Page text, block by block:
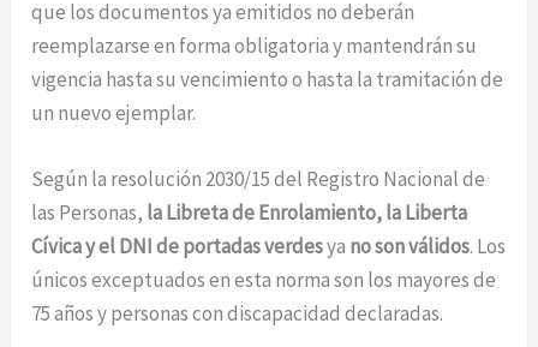
que los documentos ya emitidos no deberán
reemplazarse en forma obligatoria y mantendrán su
vigencia hasta su vencimiento o hasta la tramitación de
un nuevo ejemplar.
Según la resolución 2030/15 del Registro Nacional de
las Personas, la Libreta de Enrolamiento, la Liberta
Cívica y el DNI de portadas verdesya no son válidos. Los
únicos exceptuados en esta norma son los mayores de
75 años y personas con discapacidad declaradas.